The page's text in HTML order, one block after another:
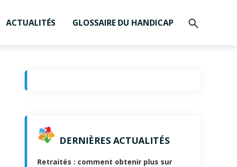
ACTUALITÉS GLOSSAIRE DU HANDICAP
DERNIÈRES ACTUALITÉS
Retraités : comment obtenir plus sur